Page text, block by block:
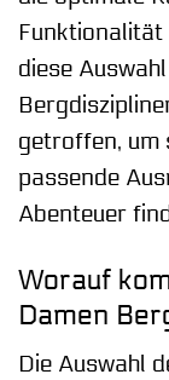
Funktionalität
diese
getroffen, um
passende
Abenteuer
Worauf
Damen
Die Auswahl